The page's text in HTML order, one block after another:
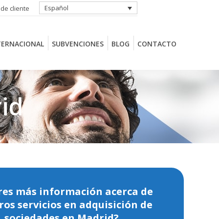
cliente Español
SUBVENCIONES BLOG CONTACTO
más información acerca de
servicios en adquisición de